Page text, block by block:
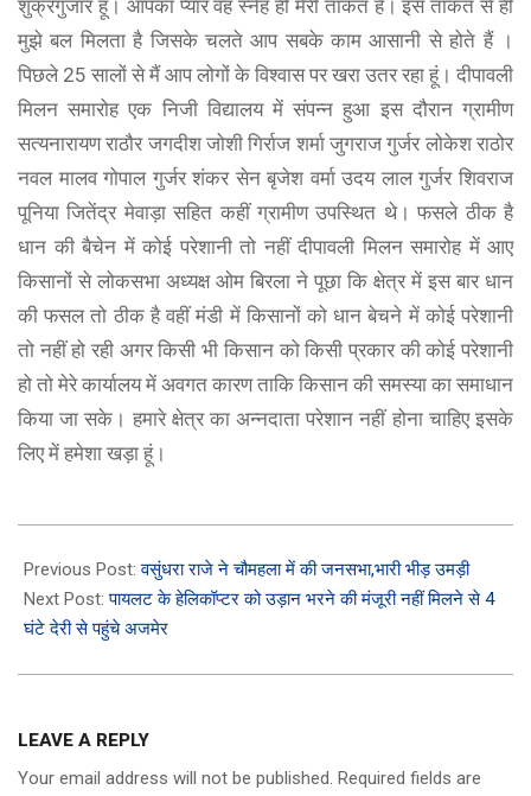
शुक्रगुजार हूं। आपका प्यार वह स्नेह ही मेरी ताकत है। इस ताकत से ही
मुझे बल मिलता है जिसके चलते आप सबके काम आसानी से होते हैं ।
पिछले 25 सालों से मैं आप लोगों के विश्वास पर खरा उतर रहा हूं। दीपावली
मिलन समारोह एक निजी विद्यालय में संपन्न हुआ इस दौरान ग्रामीण
सत्यनारायण राठौर जगदीश जोशी गिर्राज शर्मा जुगराज गुर्जर लोकेश राठोर
नवल मालव गोपाल गुर्जर शंकर सेन बृजेश वर्मा उदय लाल गुर्जर शिवराज
पूनिया जितेंद्र मेवाड़ा सहित कहीं ग्रामीण उपस्थित थे। फसले ठीक है
धान की बैचेन में कोई परेशानी तो नहीं दीपावली मिलन समारोह में आए
किसानों से लोकसभा अध्यक्ष ओम बिरला ने पूछा कि क्षेत्र में इस बार धान
की फसल तो ठीक है वहीं मंडी में किसानों को धान बेचने में कोई परेशानी
तो नहीं हो रही अगर किसी भी किसान को किसी प्रकार की कोई परेशानी
हो तो मेरे कार्यालय में अवगत कारण ताकि किसान की समस्या का समाधान
किया जा सके। हमारे क्षेत्र का अन्नदाता परेशान नहीं होना चाहिए इसके
लिए में हमेशा खड़ा हूं।
11-
23
Previous Post:वसुंधरा राजे ने चौमहला में की जनसभा,भारी भीड़ उमड़ी
Next Post:पायलट के हेलिकॉप्टर को उड़ान भरने की मंजूरी नहीं मिलने से 4
घंटे देरी से पहुंचे अजमेर
LEAVE A REPLY
Your email address will not be published. Required fields are